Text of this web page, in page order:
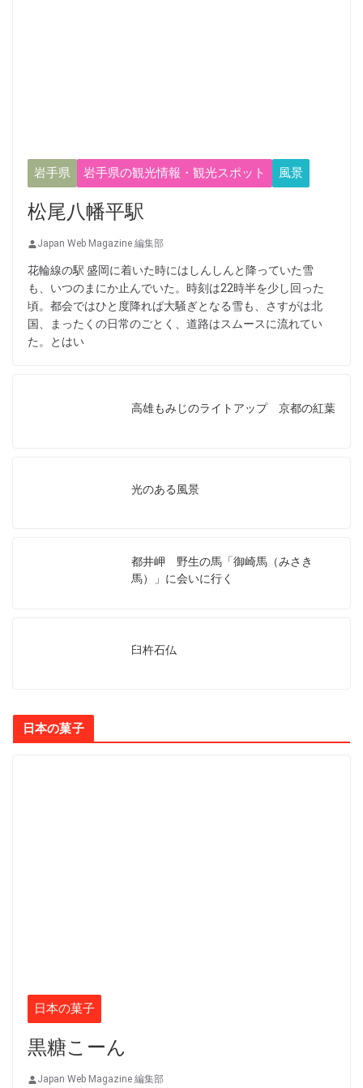
岩手県 岩手県の観光情報・観光スポット 風景
松尾八幡平駅
Japan Web Magazine 編集部
花輪線の駅 盛岡に着いた時にはしんしんと降っていた雪
も、いつのまにか止んでいた。時刻は22時半を少し回った
頃。都会ではひと度降れば大騒ぎとなる雪も、さすがは北
国、まったくの日常のごとく、道路はスムースに流れてい
た。とはい
高雄もみじのライトアップ 京都の紅葉
光のある風景
都井岬 野生の馬「御崎馬（みさき
馬）」に会いに行く
臼杵石仏
日本の菓子
日本の菓子
黒糖こーん
Japan Web Magazine 編集部